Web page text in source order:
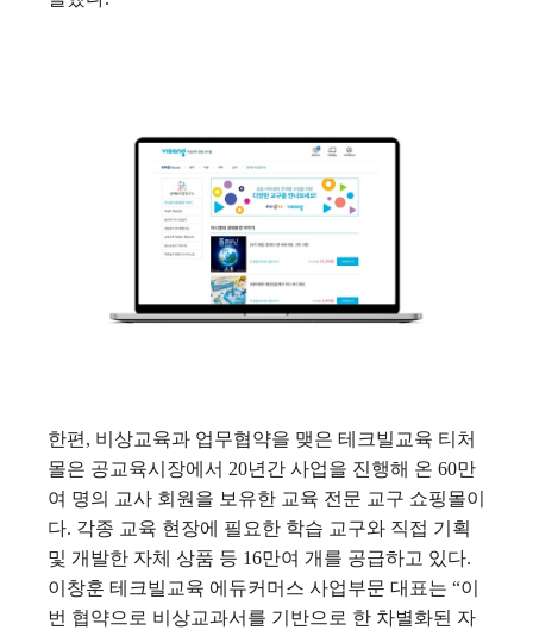
한편, 비상교육과 업무협약을 맺은 테크빌교육 티처
몰은 공교육시장에서 20년간 사업을 진행해 온 60만
여 명의 교사 회원을 보유한 교육 전문 교구 쇼핑몰이
다. 각종 교육 현장에 필요한 학습 교구와 직접 기획
및 개발한 자체 상품 등 16만여 개를 공급하고 있다.
이창훈 테크빌교육 에듀커머스 사업부문 대표는 “이
번 협약으로 비상교과서를 기반으로 한 차별화된 자